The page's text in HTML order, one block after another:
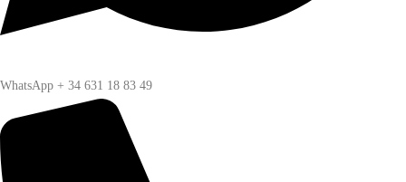
WhatsApp + 34 631 18 83 49